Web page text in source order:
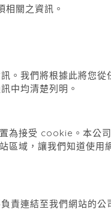
關之資訊。
。我們將根據此將您
中均清楚列明。
為接受 cookie 。本公
區域，讓我們知道使
責連結至我們網站的